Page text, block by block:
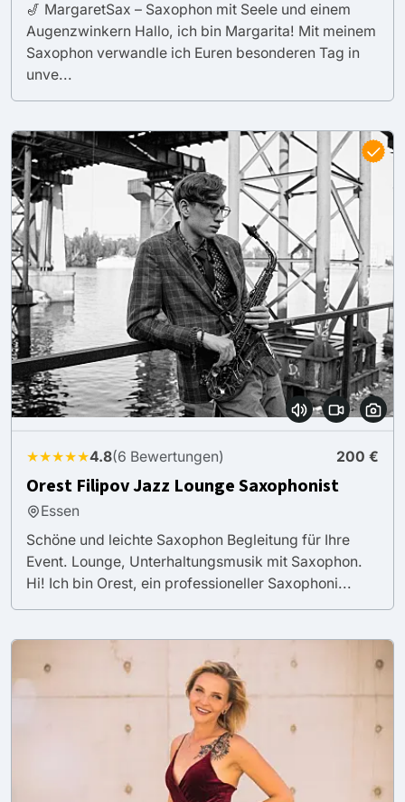
🎷 MargaretSax – Saxophon mit Seele und einem
Augenzwinkern Hallo, ich bin Margarita! Mit meinem
Saxophon verwandle ich Euren besonderen Tag in
unve...
★★★★★4.8(6 Bewertungen) 200 €
Orest Filipov Jazz Lounge Saxophonist
Essen
Schöne und leichte Saxophon Begleitung für Ihre
Event. Lounge, Unterhaltungsmusik mit Saxophon.
Hi! Ich bin Orest, ein professioneller Saxophoni...